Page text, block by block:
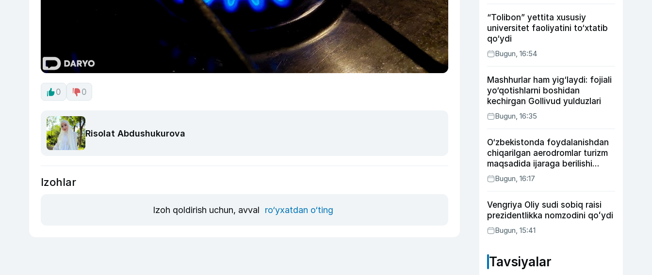
0 0
Risolat Abdushukurova
Izohlar
Izoh qoldirish uchun, avval ro‘yxatdan o‘ting
“Tolibon” yettita xususiy
universitet faoliyatini to‘xtatib
qo‘ydi
Bugun, 16:54
Mashhurlar ham yig‘laydi: fojiali
yo‘qotishlarni boshidan
kechirgan Gollivud yulduzlari
Bugun, 16:35
O‘zbekistonda foydalanishdan
chiqarilgan aerodromlar turizm
maqsadida ijaraga berilishi
mumkin
Bugun, 16:17
Vengriya Oliy sudi sobiq raisi
prezidentlikka nomzodini qoʻydi
Bugun, 15:41
Tavsiyalar